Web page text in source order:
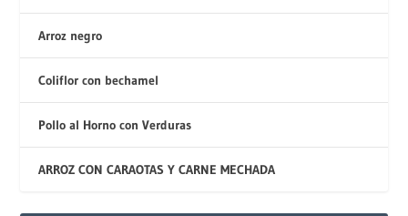
Arroz negro
Coliflor con bechamel
Pollo al Horno con Verduras
ARROZ CON CARAOTAS Y CARNE MECHADA